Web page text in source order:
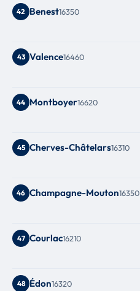
42 Benest16350
43 Valence16460
44 Montboyer16620
45 Cherves-Châtelars16310
46 Champagne-Mouton16350
47 Courlac16210
48 Édon16320